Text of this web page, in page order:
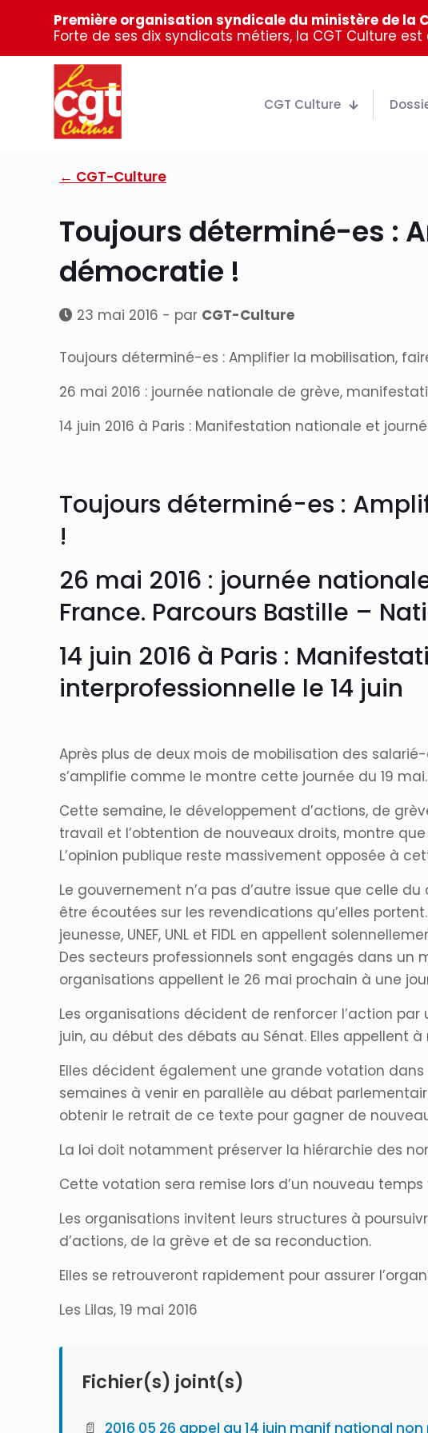
Première organisation syndicale du ministère de la
Forte de ses dix syndicats métiers, la CGT Culture
CGT Culture
← CGT-Culture
Toujours déterminé-es :
démocratie !
23 mai 2016 - par CGT-Culture
Toujours déterminé-es : Amplifier la mobilisation,
26 mai 2016 : journée nationale de grève,
14 juin 2016 à Paris : Manifestation nationale et
Toujours déterminé-es :
!
26 mai 2016 : journée
France. Parcours Bastille –
14 juin 2016 à Paris :
interprofessionnelle le 14 juin
Après plus de deux mois de mobilisation des
s’amplifie comme le montre cette journée du 19 mai.
Cette semaine, le développement d’actions, de
travail et l’obtention de nouveaux droits, montre
L’opinion publique reste massivement opposée à
Le gouvernement n’a pas d’autre issue que celle
être écoutées sur les revendications qu’elles
jeunesse, UNEF, UNL et FIDL en appellent
Des secteurs professionnels sont engagés dans un
organisations appellent le 26 mai prochain à une
Les organisations décident de renforcer l’action
juin, au début des débats au Sénat. Elles appellent
Elles décident également une grande votation
semaines à venir en parallèle au débat
obtenir le retrait de ce texte pour gagner de
La loi doit notamment préserver la hiérarchie des
Cette votation sera remise lors d’un nouveau
Les organisations invitent leurs structures à
d’actions, de la grève et de sa reconduction.
Elles se retrouveront rapidement pour assurer
Les Lilas, 19 mai 2016
Fichier(s) joint(s)
📄 2016 05 26 appel au 14 juin manif national